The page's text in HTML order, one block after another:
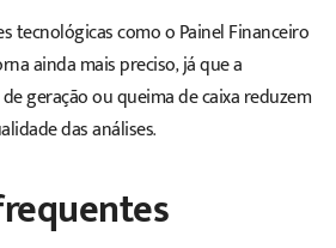
tecnológicas como o Painel Financeiro
ainda mais preciso, já que a
geração ou queima de caixa reduzem
das análises.